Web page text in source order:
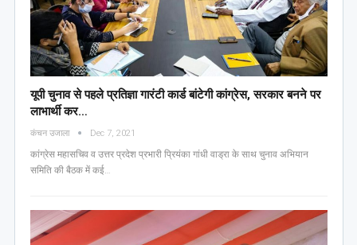
यूपी चुनाव से पहले प्रतिज्ञा गारंटी कार्ड बांटेगी कांग्रेस, सरकार बनने पर
लाभार्थी कर…
कंचन उजाला Dec 7, 2021
कांग्रेस महासचिव व उत्तर प्रदेश प्रभारी प्रियंका गांधी वाड्रा के साथ चुनाव अभियान
समिति की बैठक में कई…